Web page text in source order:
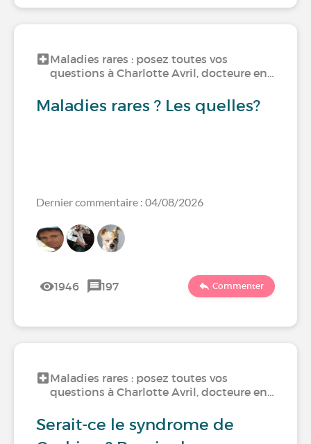
Maladies rares : posez toutes vos
questions à Charlotte Avril, docteure en…
Maladies rares ? Les quelles?
Dernier commentaire : 04/08/2026
1946 197 Commenter
Maladies rares : posez toutes vos
questions à Charlotte Avril, docteure en…
Serait-ce le syndrome de